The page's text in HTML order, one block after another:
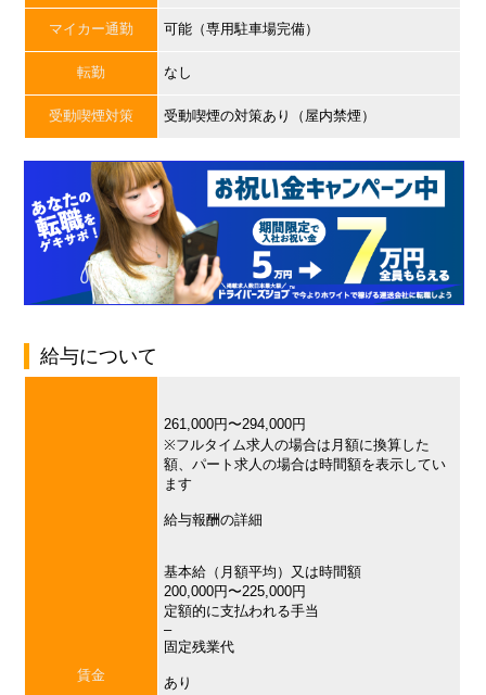
マイカー通勤 可能（専用駐車場完備）
転勤 なし
受動喫煙対策 受動喫煙の対策あり（屋内禁煙）
給与について
賃金
261,000円〜294,000円
※フルタイム求人の場合は月額に換算した
額、パート求人の場合は時間額を表示してい
ます
給与報酬の詳細
基本給（月額平均）又は時間額
200,000円〜225,000円
定額的に支払われる手当
–
固定残業代
あり